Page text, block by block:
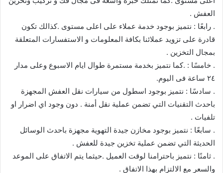
العفش .
. رابعًا : نتميز بوجود خدمة عملاء على اعلى مستوى .كذالك تكون
قادرة على تزويد عملائنا بكافة المعلومات و الاستفسارات المتعلقة
بمجال التخزين .
. خامسًا : .كما نتميز بخدمة مستمرة طوال ايام الاسبوع وعلى مدار
٢٤ ساعة فى اليوم.
. سادسًا : نتميز بوجود اسطول من سيارات نقل العفش المجهزة
باحدث التقنيات التي تضمن عملية نقل أمنة . دون وجود اي اضرار او
تلفيات .
. سابعًا : نتميز بوجود مخازن جيدة التهوية مجهزة باحدث الوسائل
الحديثة التي تضمن عملية تخزين جيدة للعفش .
. ثامنًا : نتميز باحترامنا لوقت العميل .حيثما يتم الاتفاق على الموعد
والسعر مع الالتزام بهذا الاتفاق .